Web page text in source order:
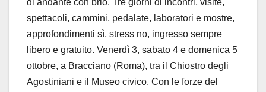
di andante con brio. Tre giorni di incontri, visite,
spettacoli, cammini, pedalate, laboratori e mostre,
approfondimenti sì, stress no, ingresso sempre
libero e gratuito. Venerdì 3, sabato 4 e domenica 5
ottobre, a Bracciano (Roma), tra il Chiostro degli
Agostiniani e il Museo civico. Con le forze del